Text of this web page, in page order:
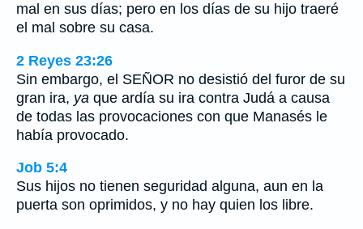
mal en sus días; pero en los días de su hijo traeré
el mal sobre su casa.
2 Reyes 23:26
Sin embargo, el SEÑOR no desistió del furor de su
gran ira, ya que ardía su ira contra Judá a causa
de todas las provocaciones con que Manasés le
había provocado.
Job 5:4
Sus hijos no tienen seguridad alguna, aun en la
puerta son oprimidos, y no hay quien los libre.